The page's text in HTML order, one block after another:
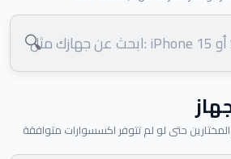
🔍
المختارين حتى لو لم تتوفر اكسسوارات متوافقة